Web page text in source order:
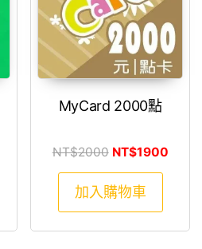
MyCard 2000點
NT$2000 原始價格：
NT$1900目前
加入購物車